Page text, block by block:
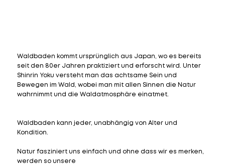
Waldbaden kommt ursprünglich aus Japan, wo es bereits
seit den 80er Jahren praktiziert und erforscht wird. Unter
Shinrin Yoku versteht man das achtsame Sein und
Bewegen im Wald, wobei man mit allen Sinnen die Natur
wahrnimmt und die Waldatmosphäre einatmet.
Waldbaden kann jeder, unabhängig von Alter und
Kondition.
Natur fasziniert uns einfach und ohne dass wir es merken,
werden so unsere